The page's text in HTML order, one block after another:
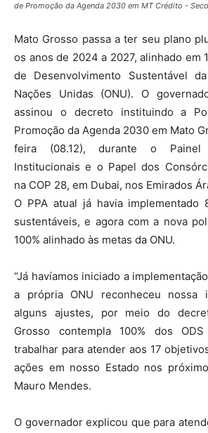
de Promoção da Agenda 2030 em MT Crédito -
Mato Grosso passa a ter seu plano
os anos de 2024 a 2027, alinhado em
de Desenvolvimento Sustentável
Nações Unidas (ONU). O
assinou o decreto instituindo a
Promoção da Agenda 2030 em Mato
feira (08.12), durante o Painel
Institucionais e o Papel dos
na COP 28, em Dubai, nos Emirados
O PPA atual já havia implementado
sustentáveis, e agora com a nova
100% alinhado às metas da ONU.
“Já havíamos iniciado a
a própria ONU reconheceu nossa
alguns ajustes, por meio do
Grosso contempla 100% dos
trabalhar para atender aos 17
ações em nosso Estado nos
Mauro Mendes.
O governador explicou que para